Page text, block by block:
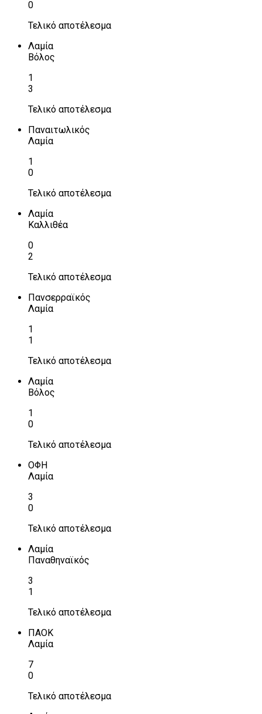
0
Τελικό αποτέλεσμα
Λαμία
Βόλος
1
3
Τελικό αποτέλεσμα
Παναιτωλικός
Λαμία
1
0
Τελικό αποτέλεσμα
Λαμία
Καλλιθέα
0
2
Τελικό αποτέλεσμα
Πανσερραϊκός
Λαμία
1
1
Τελικό αποτέλεσμα
Λαμία
Βόλος
1
0
Τελικό αποτέλεσμα
ΟΦΗ
Λαμία
3
0
Τελικό αποτέλεσμα
Λαμία
Παναθηναϊκός
3
1
Τελικό αποτέλεσμα
ΠΑΟΚ
Λαμία
7
0
Τελικό αποτέλεσμα